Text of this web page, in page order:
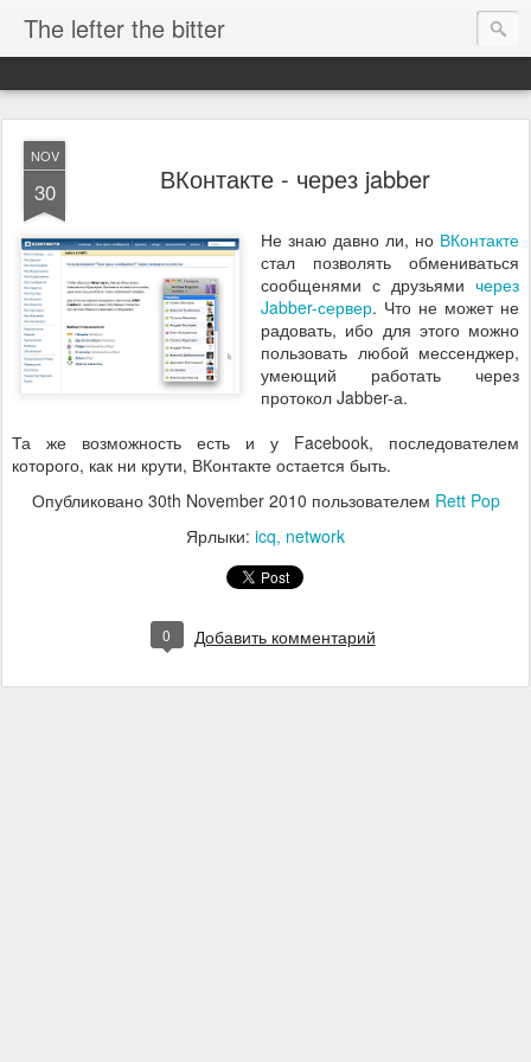
The lefter the bitter
NOV
30 ВКонтакте - через jabber
Не знаю давно ли, но ВКонтакте
стал позволять обмениваться
сообщенями с друзьями через
Jabber-сервер. Что не может не
радовать, ибо для этого можно
пользовать любой мессенджер,
умеющий работать через
протокол Jabber-а.
Та же возможность есть и у Facebook, последователем
которого, как ни крути, ВКонтакте остается быть.
Опубликовано 30th November 2010 пользователем Rett Pop
Ярлыки: icq network
0 Добавить комментарий